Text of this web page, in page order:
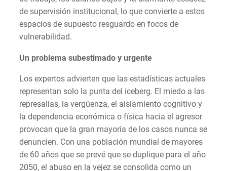
de supervisión institucional, lo que convierte a estos
espacios de supuesto resguardo en focos de
vulnerabilidad.
Un problema subestimado y urgente
Los expertos advierten que las estadísticas actuales
representan solo la punta del iceberg. El miedo a las
represalias, la vergüenza, el aislamiento cognitivo y
la dependencia económica o física hacia el agresor
provocan que la gran mayoría de los casos nunca se
denuncien. Con una población mundial de mayores
de 60 años que se prevé que se duplique para el año
2050, el abuso en la vejez se consolida como un